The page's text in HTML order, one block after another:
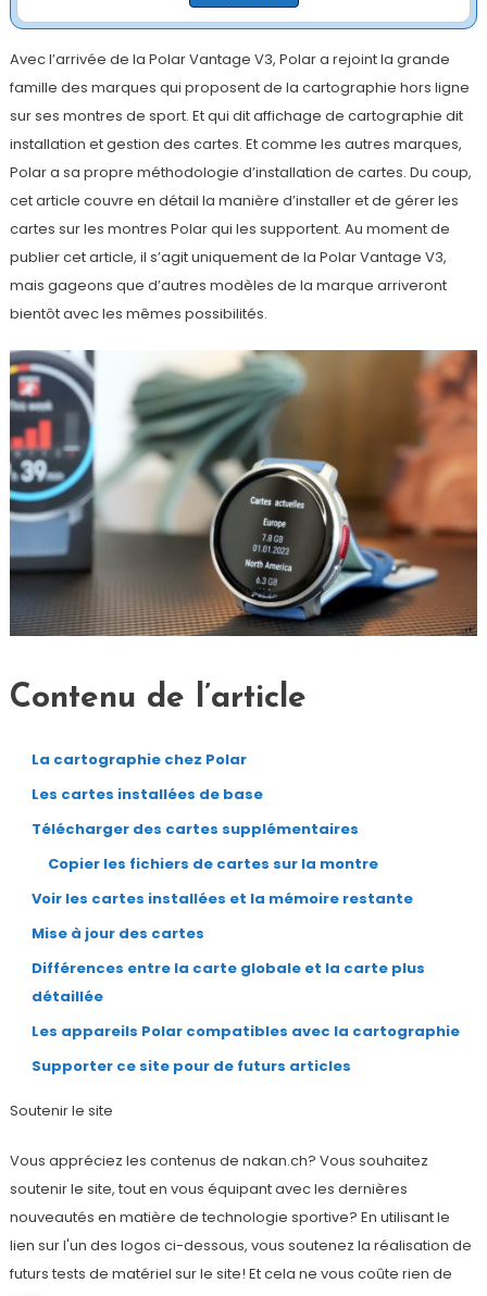
Avec l’arrivée de la Polar Vantage V3, Polar a rejoint la grande
famille des marques qui proposent de la cartographie hors ligne
sur ses montres de sport. Et qui dit affichage de cartographie dit
installation et gestion des cartes. Et comme les autres marques,
Polar a sa propre méthodologie d’installation de cartes. Du coup,
cet article couvre en détail la manière d’installer et de gérer les
cartes sur les montres Polar qui les supportent. Au moment de
publier cet article, il s’agit uniquement de la Polar Vantage V3,
mais gageons que d’autres modèles de la marque arriveront
bientôt avec les mêmes possibilités.
Contenu de l’article
La cartographie chez Polar
Les cartes installées de base
Télécharger des cartes supplémentaires
Copier les fichiers de cartes sur la montre
Voir les cartes installées et la mémoire restante
Mise à jour des cartes
Différences entre la carte globale et la carte plus
détaillée
Les appareils Polar compatibles avec la cartographie
Supporter ce site pour de futurs articles
Soutenir le site
Vous appréciez les contenus de nakan.ch? Vous souhaitez
soutenir le site, tout en vous équipant avec les dernières
nouveautés en matière de technologie sportive? En utilisant le
lien sur l'un des logos ci-dessous, vous soutenez la réalisation de
futurs tests de matériel sur le site! Et cela ne vous coûte rien de